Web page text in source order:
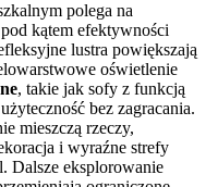
polega na
kątem efektywności
lustra powiększają
oświetlenie
, takie jak sofy z funkcją
bez zagracania.
mieszczą rzeczy,
i wyraźne strefy
Dalsze eksplorowanie